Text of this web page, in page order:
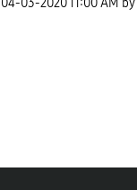
‎04-03-202011:00 AM by